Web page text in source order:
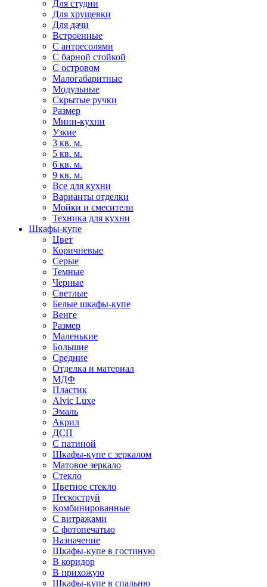
Для студии
Для хрущевки
Для дачи
Встроенные
С антресолями
С барной стойкой
С островом
Малогабаритные
Модульные
Скрытые ручки
Размер
Мини-кухни
Узкие
3 кв. м.
5 кв. м.
6 кв. м.
9 кв. м.
Все для кухни
Варианты отделки
Мойки и смесители
Техника для кухни
Шкафы-купе
Цвет
Коричневые
Серые
Темные
Черные
Светлые
Белые шкафы-купе
Венге
Размер
Маленькие
Большие
Средние
Отделка и материал
МДФ
Пластик
Alvic Luxe
Эмаль
Акрил
ДСП
С патиной
Шкафы-купе с зеркалом
Матовое зеркало
Стекло
Цветное стекло
Пескоструй
Комбинированные
С витражами
С фотопечатью
Назначение
Шкафы-купе в гостиную
В коридор
В прихожую
Шкафы-купе в спальню